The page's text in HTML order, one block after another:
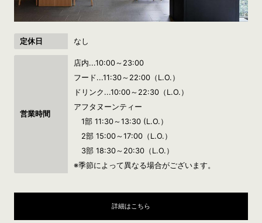
定休日 なし
営業時間
店内...10:00～23:00
フード...11:30～22:00（L.O.）
ドリンク...10:00～22:30（L.O.）
アフタヌーンティー
1部 11:30～13:30 (L.O.）
2部 15:00～17:00（L.O.）
3部 18:30～20:30（L.O.）
※季節によって異なる場合がございます。
詳細はこちら